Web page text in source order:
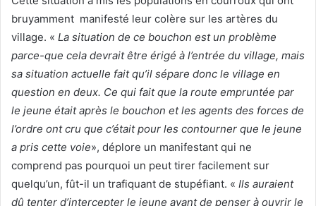
bruyamment manifesté leur colère sur les artères du
village. « La situation de ce bouchon est un problème
parce-que cela devrait être érigé à l’entrée du village, mais
sa situation actuelle fait qu’il sépare donc le village en
question en deux. Ce qui fait que la route empruntée par
le jeune était après le bouchon et les agents des forces de
l’ordre ont cru que c’était pour les contourner que le jeune
a pris cette voie», déplore un manifestant qui ne
comprend pas pourquoi un peut tirer facilement sur
quelqu’un, fût-il un trafiquant de stupéfiant. « Ils auraient
dû tenter d’intercepter le jeune avant de penser à ouvrir le